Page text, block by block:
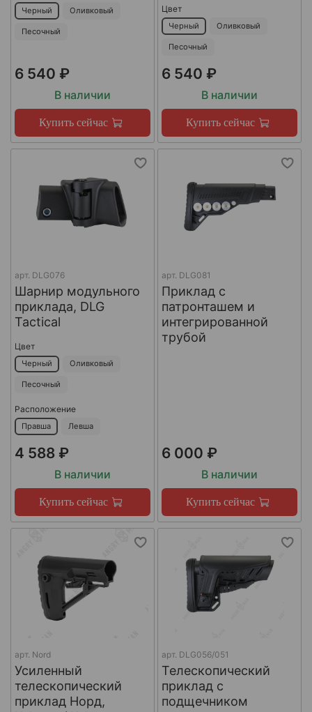
Черный Оливковый
Песочный
6 540 ₽
В наличии
Купить сейчас
Цвет
Черный Оливковый
Песочный
6 540 ₽
В наличии
Купить сейчас
арт. DLG076
Шарнир модульного
приклада, DLG
Tactical
Цвет
Черный Оливковый
Песочный
Расположение
Правша Левша
4 588 ₽
В наличии
Купить сейчас
арт. DLG081
Приклад с
патронташем и
интегрированной
трубой
6 000 ₽
В наличии
Купить сейчас
арт. Nord
Усиленный
телескопический
приклад Норд,
арт. DLG056/051
Телескопический
приклад с
подщечником